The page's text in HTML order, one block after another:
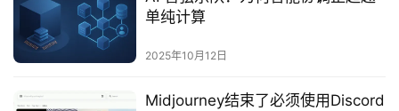
单纯计算
2025年10月12日
Midjourney结束了必须使用Discord